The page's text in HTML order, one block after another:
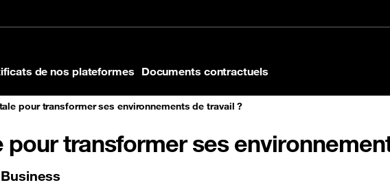
de nos plateformes Documents contractuels
pour transformer ses environnements de travail ?
transformer ses